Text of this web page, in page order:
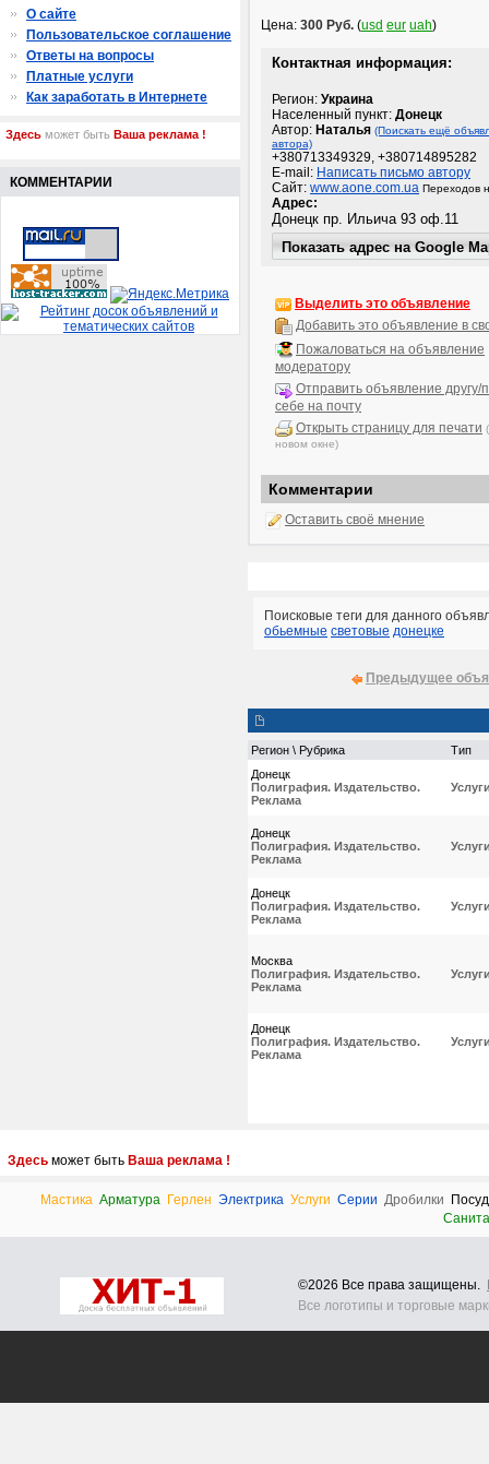
Цена: 300 Руб. (usd eur uah)
Контактная информация:
Регион: Украина
Населенный пункт: Донецк
Автор: Наталья (Поискать ещё
автора)
+380713349329, +380714895282
E-mail: Написать письмо автору
Сайт: www.aone.com.ua Переходов
Адрес:
Выделить это объявление
Добавить это объявление в
Пожаловаться на объявление
модератору
Отправить объявление другу/
себе на почту
Открыть страницу для печати
новом окне)
Комментарии
Оставить своё мнение
Поисковые теги для данного
обьемные световые донецке
Предыдущее
Регион \ Рубрика
Тип
Донецк
Полиграфия. Издательство.
Реклама
Донецк
Полиграфия. Издательство.
Реклама
Донецк
Полиграфия. Издательство.
Реклама
Москва
Полиграфия. Издательство.
Реклама
Донецк
Полиграфия. Издательство.
Реклама
О сайте
Пользовательское соглашение
Ответы на вопросы
Платные услуги
Как заработать в Интернете
Здесь может быть Ваша реклама !
КОММЕНТАРИИ
Здесь может быть Ваша реклама !
Мастика Арматура Герлен Электрика Услуги Серии Дробилки
©2026 Все права защищены.
Все логотипы и торговые